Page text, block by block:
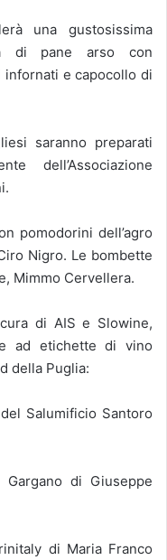
una gustosissima
di pane arso con
infornati e capocollo di
saranno preparati
dell’Associazione
pomodorini dell’agro
Nigro. Le bombette
Mimmo Cervellera.
di AIS e Slowine,
ad etichette di vino
della Puglia:
Salumificio Santoro
di Giuseppe
di Maria Franco